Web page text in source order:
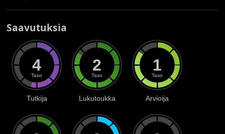
Saavutuksia
4
Taso
Tutkija
2
Taso
Lukutoukka
1
Taso
Arvioija